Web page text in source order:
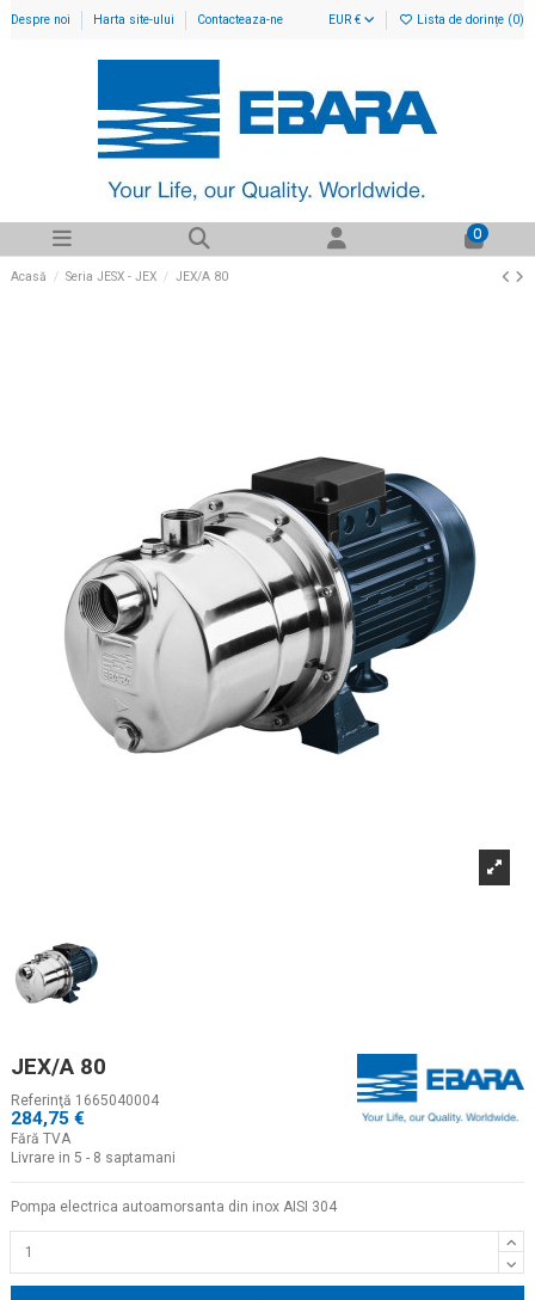
Despre noi Harta site-ului Contacteaza-ne EUR € Lista de dorințe (0)
0
Acasă Seria JESX - JEX JEX/A 80
JEX/A 80
Referinţă 1665040004
284,75 €
Fără TVA
Livrare in 5 - 8 saptamani
Pompa electrica autoamorsanta din inox AISI 304